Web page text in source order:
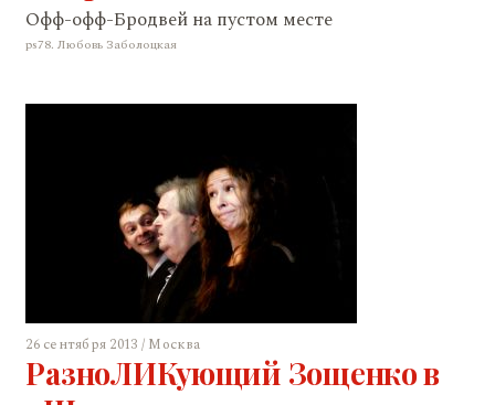
Офф-офф-Бродвей на пустом месте
ps78. Любовь Заболоцкая
26 сентября 2013 / Москва
РазноЛИКующий Зощенко в